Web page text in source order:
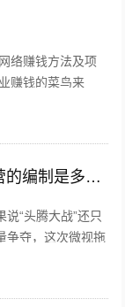
络赚钱方法及项
赚钱的菜鸟来
打码、挂机、时
一个营的编制是多少人(国民党一个营的编制是多少人)
“头腾大战”还只
争夺，这次微视拖
是雪上加霜，让